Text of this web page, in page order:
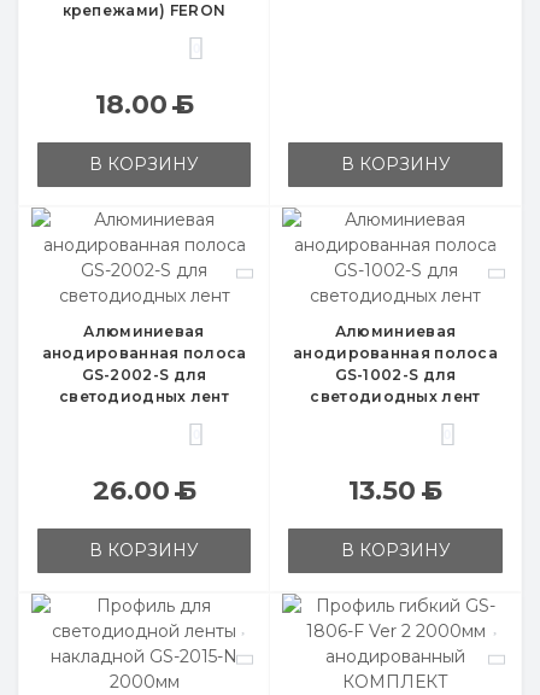
крепежами) FERON
18.00Б
В КОРЗИНУ В КОРЗИНУ
Алюминиевая
анодированная полоса
GS-2002-S для
светодиодных лент
26.00Б
В КОРЗИНУ
Алюминиевая
анодированная полоса
GS-1002-S для
светодиодных лент
13.50Б
В КОРЗИНУ